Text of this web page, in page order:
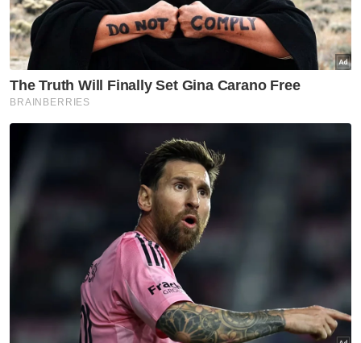
Bapa Lionel Messi meninggal
dunia pada usia 68 tahun
Sukan
Gol Pavithran bawa Harimau
ASEAN 2026
Aliff Rakib bertarung dengan
Prajanchai Oktober ini
Sukan
Penyokong Indonesia hentam
jurulatih Garuda